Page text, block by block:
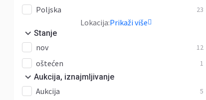
Poljska 23
Lokacija:Prikaži više
Stanje
nov 12
oštećen 1
Aukcija, iznajmljivanje
Aukcija 5